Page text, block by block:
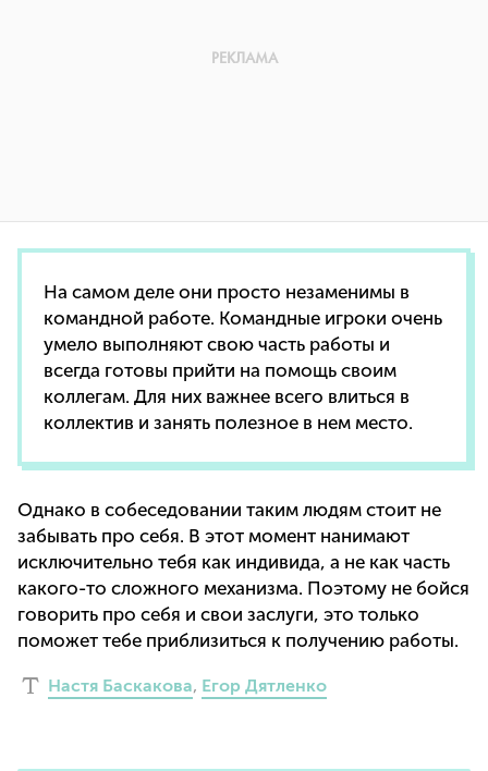
На самом деле они просто незаменимы в
командной работе. Командные игроки очень
умело выполняют свою часть работы и
всегда готовы прийти на помощь своим
коллегам. Для них важнее всего влиться в
коллектив и занять полезное в нем место.
Однако в собеседовании таким людям стоит не
забывать про себя. В этот момент нанимают
исключительно тебя как индивида, а не как часть
какого-то сложного механизма. Поэтому не бойся
говорить про себя и свои заслуги, это только
поможет тебе приблизиться к получению работы.
Настя Баскакова, Егор Дятленко